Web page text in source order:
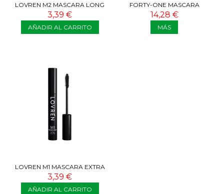
LOVREN M2 MASCARA LONG
EXPERIENCE
3,39 €
AÑADIR AL CARRITO
FORTY-ONE MASCARA
PESTAÑAS
14,28 €
MÁS
LOVREN M1 MASCARA EXTRA
VOLUMEN 10 ML
3,39 €
AÑADIR AL CARRITO